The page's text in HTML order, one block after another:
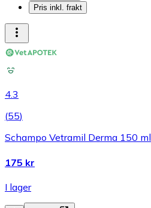
Pris inkl. frakt
4.3
(55)
Schampo Vetramil Derma 150 ml
175 kr
I lager